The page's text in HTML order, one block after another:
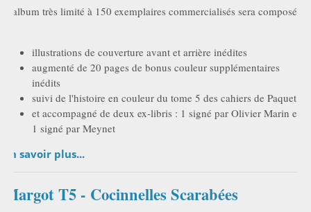
L'album très limité à 150 exemplaires commercialisés sera composé
illustrations de couverture avant et arrière inédites
augmenté de 20 pages de bonus couleur supplémentaires
inédits
suivi de l'histoire en couleur du tome 5 des cahiers de Paquet
et accompagné de deux ex-libris : 1 signé par Olivier Marin et
1 signé par Meynet
En savoir plus...
Margot T5 - Cocinnelles Scarabées